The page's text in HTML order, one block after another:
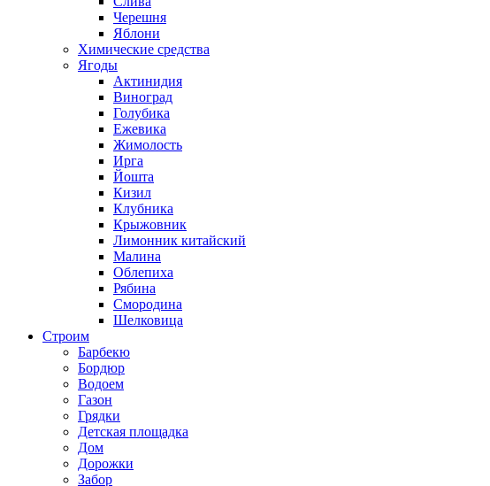
Черешня
Яблони
Химические средства
Ягоды
Актинидия
Виноград
Голубика
Ежевика
Жимолость
Ирга
Йошта
Кизил
Клубника
Крыжовник
Лимонник китайский
Малина
Облепиха
Рябина
Смородина
Шелковица
Строим
Барбекю
Бордюр
Водоем
Газон
Грядки
Детская площадка
Дом
Дорожки
Забор